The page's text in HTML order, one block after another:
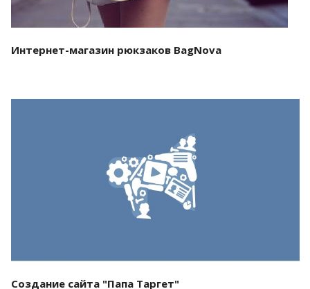
Интернет-магазин рюкзаков BagNova
Смотреть проект
Создание сайта "Папа Таргет"